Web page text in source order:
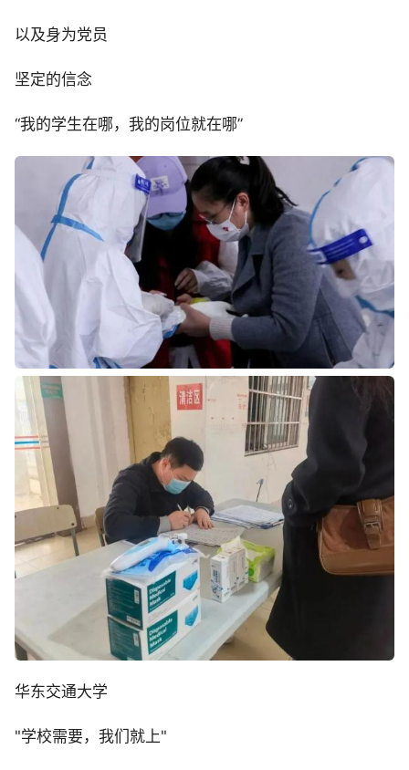
以及身为党员
坚定的信念
“我的学生在哪，我的岗位就在哪”
华东交通大学
"学校需要，我们就上"